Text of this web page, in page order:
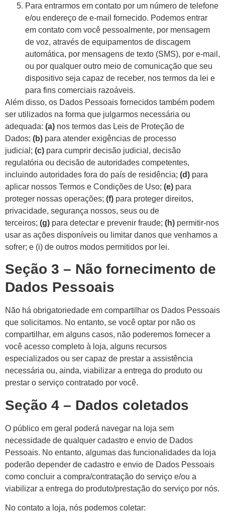
Para entrarmos em contato por um número de telefone
e/ou endereço de e-mail fornecido. Podemos entrar
em contato com você pessoalmente, por mensagem
de voz, através de equipamentos de discagem
automática, por mensagens de texto (SMS), por e-mail,
ou por qualquer outro meio de comunicação que seu
dispositivo seja capaz de receber, nos termos da lei e
para fins comerciais razoáveis.
Além disso, os Dados Pessoais fornecidos também podem
ser utilizados na forma que julgarmos necessária ou
adequada: (a) nos termos das Leis de Proteção de
Dados; (b) para atender exigências de processo
judicial; (c) para cumprir decisão judicial, decisão
regulatória ou decisão de autoridades competentes,
incluindo autoridades fora do país de residência; (d) para
aplicar nossos Termos e Condições de Uso; (e) para
proteger nossas operações; (f) para proteger direitos,
privacidade, segurança nossos, seus ou de
terceiros; (g) para detectar e prevenir fraude; (h) permitir-nos
usar as ações disponíveis ou limitar danos que venhamos a
sofrer; e (i) de outros modos permitidos por lei.
Seção 3 – Não fornecimento de
Dados Pessoais
Não há obrigatoriedade em compartilhar os Dados Pessoais
que solicitamos. No entanto, se você optar por não os
compartilhar, em alguns casos, não poderemos fornecer a
você acesso completo à loja, alguns recursos
especializados ou ser capaz de prestar a assistência
necessária ou, ainda, viabilizar a entrega do produto ou
prestar o serviço contratado por você.
Seção 4 – Dados coletados
O público em geral poderá navegar na loja sem
necessidade de qualquer cadastro e envio de Dados
Pessoais. No entanto, algumas das funcionalidades da loja
poderão depender de cadastro e envio de Dados Pessoais
como concluir a compra/contratação do serviço e/ou a
viabilizar a entrega do produto/prestação do serviço por nós.
No contato a loja, nós podemos coletar: